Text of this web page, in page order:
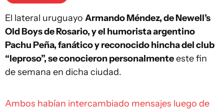
El lateral uruguayo Armando Méndez, de Newell’s
Old Boys de Rosario, y el humorista argentino
Pachu Peña, fanático y reconocido hincha del club
“leproso”, se conocieron personalmenteeste fin
de semana en dicha ciudad.
Ambos habían intercambiado mensajes luego de